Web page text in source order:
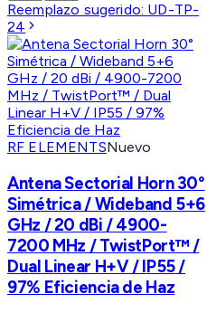
Reemplazo sugerido: UD-TP-
24
RF ELEMENTSNuevo
Antena Sectorial Horn 30°
Simétrica / Wideband 5+6
GHz / 20 dBi / 4900-
7200 MHz / TwistPort™ /
Dual Linear H+V / IP55 /
97% Eficiencia de Haz